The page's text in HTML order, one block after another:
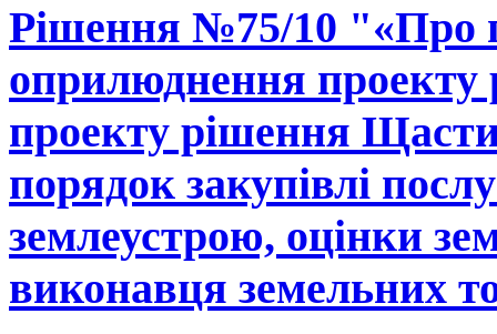
Рішення №75/10 "«Про
оприлюднення проекту
проекту рішення
порядок закупівлі
землеустрою, оцінки
виконавця земельних